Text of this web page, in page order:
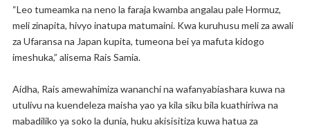
“Leo tumeamka na neno la faraja kwamba angalau pale Hormuz,
meli zinapita, hivyo inatupa matumaini. Kwa kuruhusu meli za awali
za Ufaransa na Japan kupita, tumeona bei ya mafuta kidogo
imeshuka,” alisema Rais Samia.
Aidha, Rais amewahimiza wananchi na wafanyabiashara kuwa na
utulivu na kuendeleza maisha yao ya kila siku bila kuathiriwa na
mabadiliko ya soko la dunia, huku akisisitiza kuwa hatua za